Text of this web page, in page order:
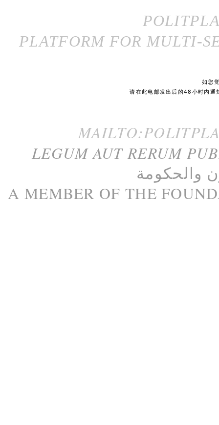
PLATFORM FOR MULTI-
如您
请在此电邮发出后的48小时内通
LEGUM AUT RERUM
والحكومة
A MEMBER OF THE